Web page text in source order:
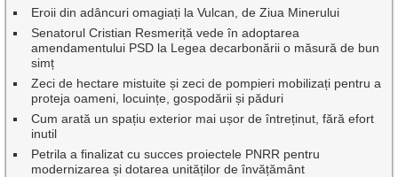
Eroii din adâncuri omagiați la Vulcan, de Ziua Minerului
Senatorul Cristian Resmeriță vede în adoptarea
amendamentului PSD la Legea decarbonării o măsură de bun
simț
Zeci de hectare mistuite și zeci de pompieri mobilizați pentru a
proteja oameni, locuințe, gospodării și păduri
Cum arată un spațiu exterior mai ușor de întreținut, fără efort
inutil
Petrila a finalizat cu succes proiectele PNRR pentru
modernizarea și dotarea unităților de învățământ